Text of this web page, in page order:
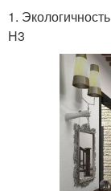
1. Экологичность
H3